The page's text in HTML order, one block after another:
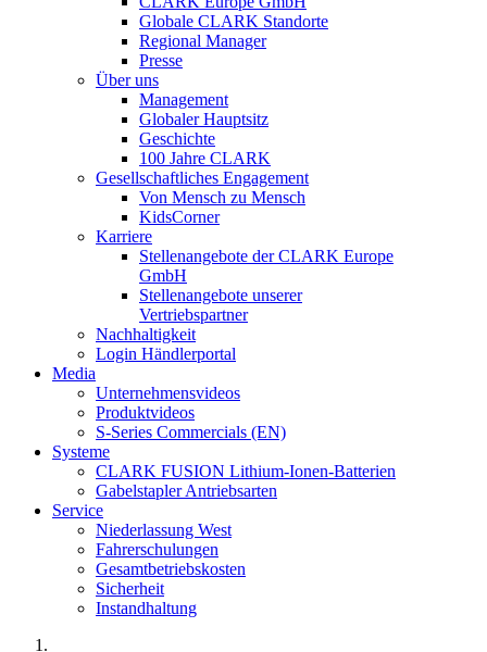
Globale CLARK Standorte
Regional Manager
Presse
Über uns
Management
Globaler Hauptsitz
Geschichte
100 Jahre CLARK
Gesellschaftliches Engagement
Von Mensch zu Mensch
KidsCorner
Karriere
Stellenangebote der CLARK Europe
GmbH
Stellenangebote unserer
Vertriebspartner
Nachhaltigkeit
Login Händlerportal
Media
Unternehmensvideos
Produktvideos
S-Series Commercials (EN)
Systeme
CLARK FUSION Lithium-Ionen-Batterien
Gabelstapler Antriebsarten
Service
Niederlassung West
Fahrerschulungen
Gesamtbetriebskosten
Sicherheit
Instandhaltung